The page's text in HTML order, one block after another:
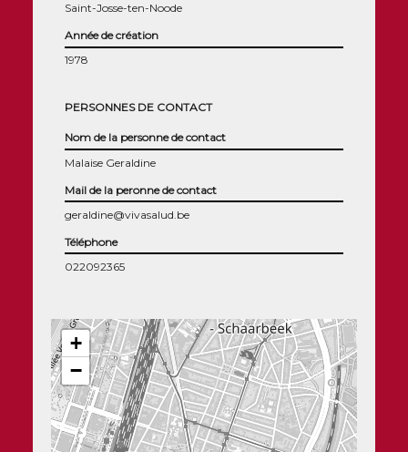
Saint-Josse-ten-Noode
Année de création
1978
PERSONNES DE CONTACT
Nom de la personne de contact
Malaise Geraldine
Mail de la peronne de contact
geraldine@vivasalud.be
Téléphone
022092365
+
−